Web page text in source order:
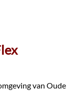
van Oude